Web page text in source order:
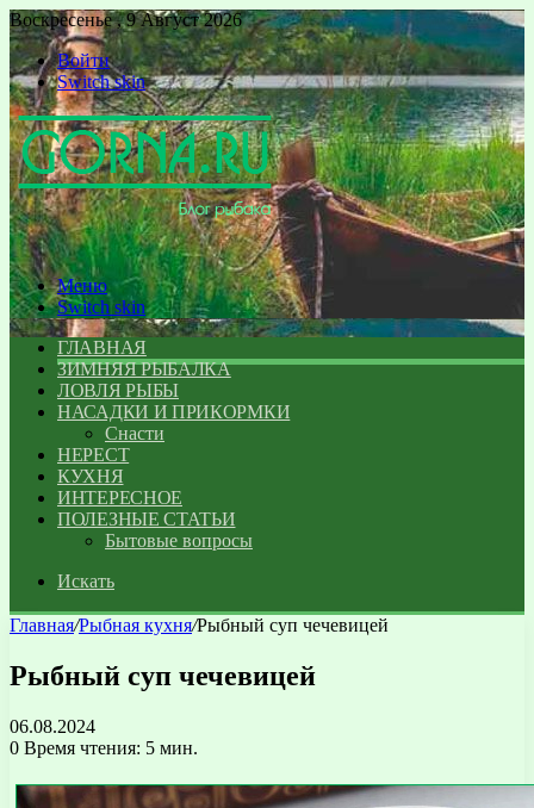
Воскресенье , 9 Август 2026
Войти
Switch skin
Меню
Switch skin
ГЛАВНАЯ
ЗИМНЯЯ РЫБАЛКА
ЛОВЛЯ РЫБЫ
НАСАДКИ И ПРИКОРМКИ
Снасти
НЕРЕСТ
КУХНЯ
ИНТЕРЕСНОЕ
ПОЛЕЗНЫЕ СТАТЬИ
Бытовые вопросы
Искать
Главная/Рыбная кухня/Рыбный суп чечевицей
Рыбный суп чечевицей
06.08.2024
0 Время чтения: 5 мин.